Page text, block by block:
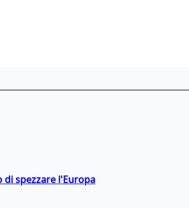
di spezzare l'Europa